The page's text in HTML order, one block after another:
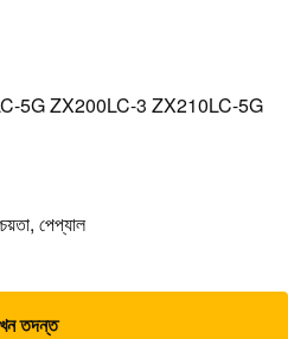
5G ZX200LC-3 ZX210LC-5G
পেপ্যাল
তদন্ত